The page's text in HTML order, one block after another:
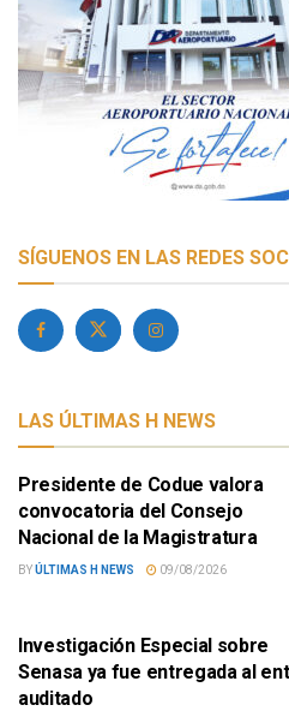
SÍGUENOS EN LAS REDES
LAS ÚLTIMAS H NEWS
Presidente de Codue valora
convocatoria del Consejo
Nacional de la Magistratura
BYÚLTIMAS H NEWS 09/08/2026
Investigación Especial sobre
Senasa ya fue entregada al
auditado